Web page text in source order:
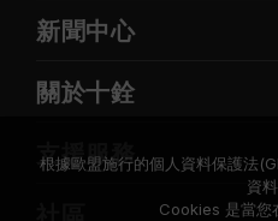
新聞中心
關於十銓
支援服務
根據歐盟施行的個人資料保護法
資料
Cookies 是當您